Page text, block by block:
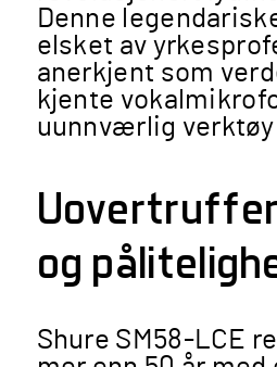
Denne
elsket av
anerkjent som
kjente
uunnværlig verktøy
og
Shure SM58-LCE